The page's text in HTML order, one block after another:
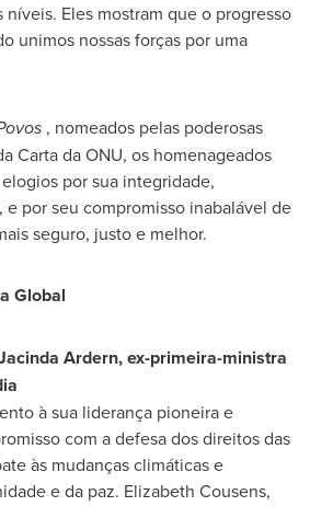
Eles mostram que o progresso
unimos nossas forças por uma
, nomeados pelas poderosas
Carta da ONU, os homenageados
por sua integridade,
por seu compromisso inabalável de
seguro, justo e melhor.
Global
Ardern, ex-primeira-ministra
à sua liderança pioneira e
com a defesa dos direitos das
às mudanças climáticas e
e da paz. Elizabeth Cousens,